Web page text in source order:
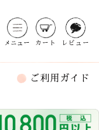
メニュー カート レビュー
ご利用ガイド